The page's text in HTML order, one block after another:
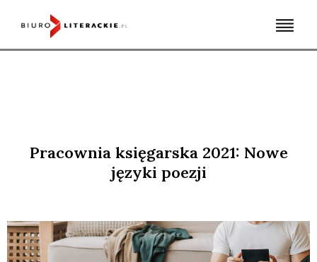
Pracownia księgarska 2021: Nowe
języki poezji